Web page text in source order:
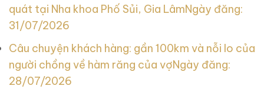
quát tại Nha khoa Phố Sủi, Gia LâmNgày đăng:
31/07/2026
Câu chuyện khách hàng: gần 100km và nỗi lo của
người chồng về hàm răng của vợNgày đăng:
28/07/2026